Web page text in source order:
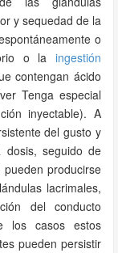
y sequedad de la
o
o la ingestión
contengan ácido
Tenga especial
inyectable). A
del gusto y
dosis, seguido de
producirse
lacrimales,
del conducto
los casos estos
pueden persistir